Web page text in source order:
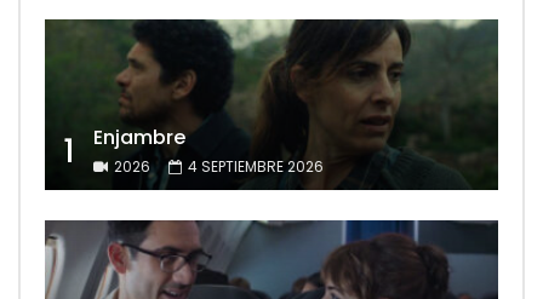
1 Enjambre
2026 4 SEPTIEMBRE 2026